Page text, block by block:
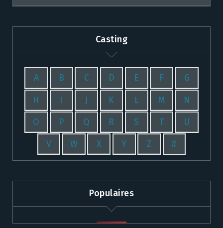
Casting
A B C D E F G
H I J K L M N
O P Q R S T U
V W X Y Z #
Populaires